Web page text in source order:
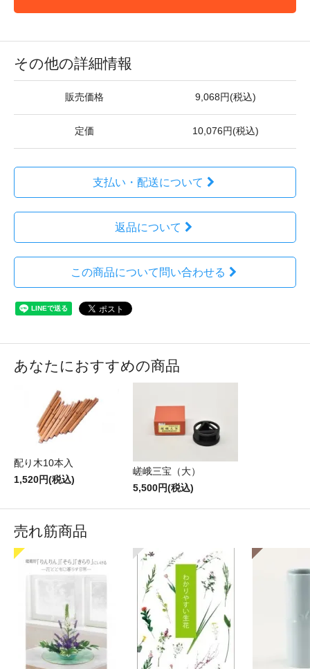
その他の詳細情報
販売価格 9,068円(税込)
定価 10,076円(税込)
支払い・配送について
返品について
この商品について問い合わせる
あなたにおすすめの商品
配り木10本入
1,520円(税込)
嵯峨三宝（大）
5,500円(税込)
売れ筋商品